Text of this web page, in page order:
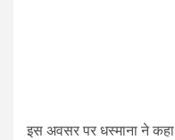
इस अवसर पर धस्माना ने